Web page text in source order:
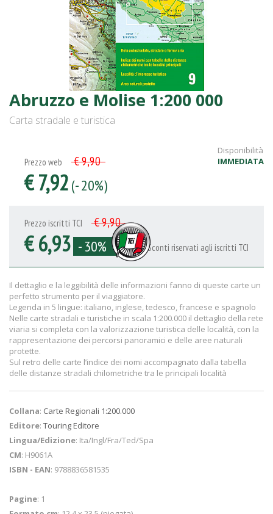
Abruzzo e Molise 1:200 000
Carta stradale e turistica
Disponibilità
IMMEDIATA
Prezzo web € 9,90
€ 7,92(- 20%)
Prezzo iscritti TCI € 9,90
€ 6,93 - 30% Sconti riservati agli iscritti TCI
Il dettaglio e la leggibilità delle informazioni fanno di queste carte un
perfetto strumento per il viaggiatore.
Legenda in 5 lingue: italiano, inglese, tedesco, francese e spagnolo
Nelle carte stradali e turistiche in scala 1:200.000 il dettaglio della rete
viaria si completa con la valorizzazione turistica delle località, con la
rappresentazione dei percorsi panoramici e delle aree naturali
protette.
Sul retro delle carte l’indice dei nomi accompagnato dalla tabella
delle distanze stradali chilometriche tra le principali località
Collana: Carte Regionali 1:200.000
Editore: Touring Editore
Lingua/Edizione: Ita/Ingl/Fra/Ted/Spa
CM: H9061A
ISBN - EAN: 9788836581535
Pagine: 1